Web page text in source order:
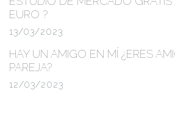
EURO ?
13/03/2023
HAY UN AMIGO EN MÍ ¿ERES
PAREJA?
12/03/2023